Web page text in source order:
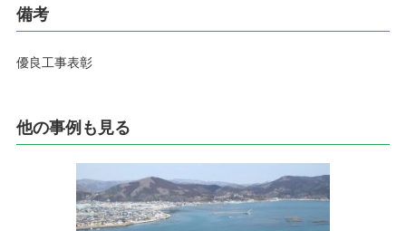
備考
優良工事表彰
他の事例も見る